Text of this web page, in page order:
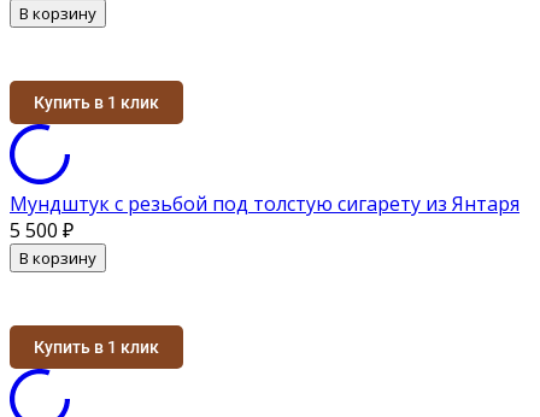
В корзину
Купить в 1 клик
Мундштук с резьбой под толстую сигарету из Янтаря
5 500 ₽
В корзину
Купить в 1 клик